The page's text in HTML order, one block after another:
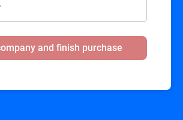
and finish purchase